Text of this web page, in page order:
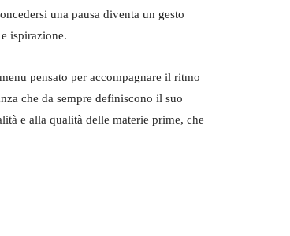
una pausa diventa un gesto
ispirazione.
pensato per accompagnare il ritmo
che da sempre definiscono il suo
e alla qualità delle materie prime, che